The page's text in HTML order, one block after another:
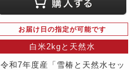
お届け日の指定が可能です
白米2kgと天然水
令和7年度産「雪椿と天然水セッ